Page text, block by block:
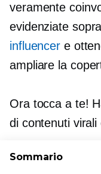
veramente
evidenziate
influencer e
ampliare la
Ora tocca a te!
di contenuti
Sommario